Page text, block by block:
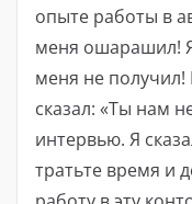
опыте работы в
меня ошарашил!
меня не получил!
сказал: «Ты нам
интервью. Я
тратьте время и